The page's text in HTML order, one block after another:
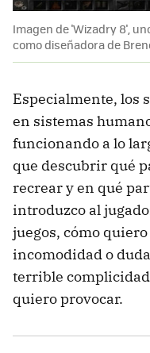
Imagen de 'Wizadry 8',
como diseñadora de
Especialmente, los
en sistemas
funcionando a lo
que descubrir qué
recrear y en qué
introduzco al
juegos, cómo
incomodidad o
terrible
quiero provocar.